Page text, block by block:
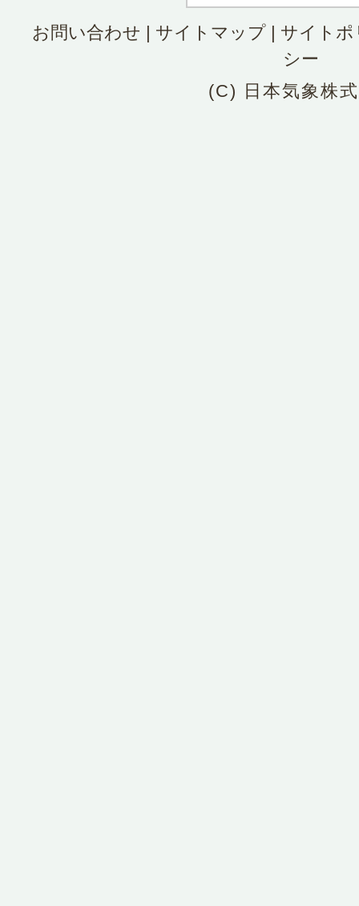
お問い合わせ | サイトマップ| サイトポ
シー
(C) 日本気象株